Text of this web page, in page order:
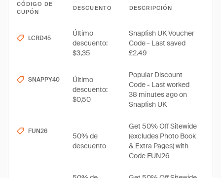
CÓDIGO DE
CUPÓN
DESCUENTO DESCRIPCIÓN
LCRD45
Último
descuento:
$3,35
Snapfish UK Voucher
Code - Last saved
£2.49
SNAPPY40
Último
descuento:
$0,50
Popular Discount
Code - Last worked
38 minutes ago on
Snapfish UK
FUN26
50% de
descuento
Get 50% Off Sitewide
(excludes Photo Book
& Extra Pages) with
Code FUN26